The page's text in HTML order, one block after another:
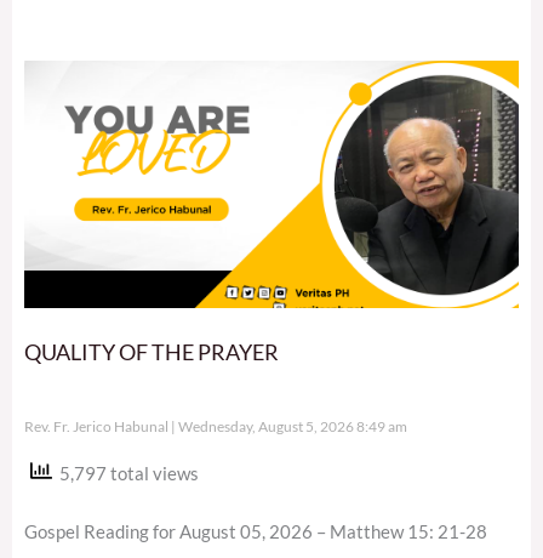
QUALITY OF THE PRAYER
Rev. Fr. Jerico Habunal Wednesday, August 5, 2026 8:49 am
5,797 total views
Gospel Reading for August 05, 2026 – Matthew 15: 21-28